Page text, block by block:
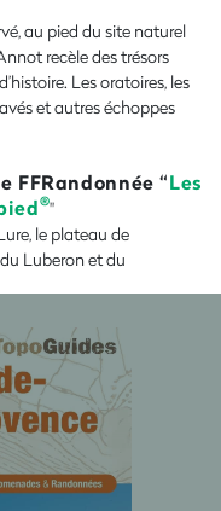
au pied du site naturel
recèle des trésors
Les oratoires, les
et autres échoppes
FFRandonnée “Les
®"
le plateau de
Luberon et du